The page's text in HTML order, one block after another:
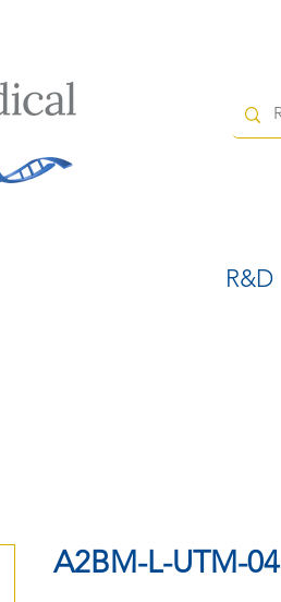
R&D
A2BM-L-UTM-04